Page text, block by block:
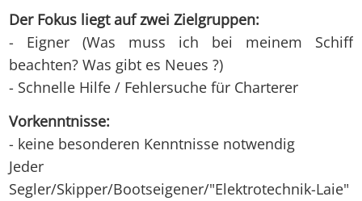
Der Fokus liegt auf zwei Zielgruppen:
- Eigner (Was muss ich bei meinem Schiff
beachten? Was gibt es Neues ?)
- Schnelle Hilfe / Fehlersuche für Charterer
Vorkenntnisse:
- keine besonderen Kenntnisse notwendig
Jeder
Segler/Skipper/Bootseigener/"Elektrotechnik-Laie"